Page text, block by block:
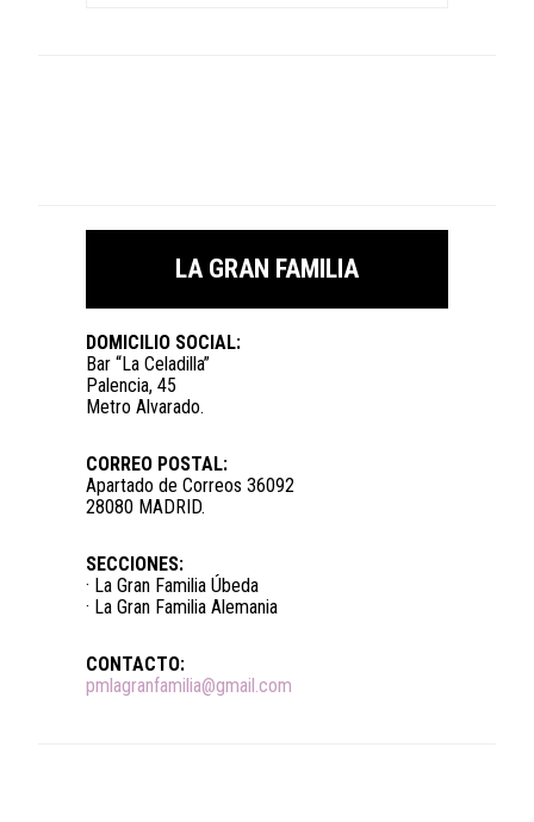
LA GRAN FAMILIA
DOMICILIO SOCIAL:
Bar “La Celadilla”
Palencia, 45
Metro Alvarado.
CORREO POSTAL:
Apartado de Correos 36092
28080 MADRID.
SECCIONES:
· La Gran Familia Úbeda
· La Gran Familia Alemania
CONTACTO:
pmlagranfamilia@gmail.com